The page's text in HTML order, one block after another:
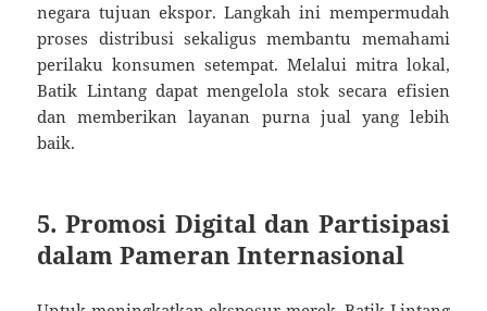
negara tujuan ekspor. Langkah ini mempermudah
proses distribusi sekaligus membantu memahami
perilaku konsumen setempat. Melalui mitra lokal,
Batik Lintang dapat mengelola stok secara efisien
dan memberikan layanan purna jual yang lebih
baik.
5. Promosi Digital dan Partisipasi
dalam Pameran Internasional